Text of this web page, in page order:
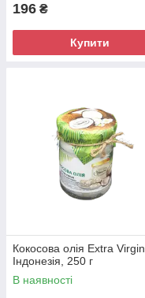
196 ₴
Купити
Кокосова олія Extra Virgin
Індонезія, 250 г
В наявності